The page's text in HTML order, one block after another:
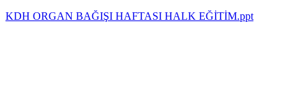
KDH ORGAN BAĞIŞI HAFTASI HALK EĞİTİM.ppt